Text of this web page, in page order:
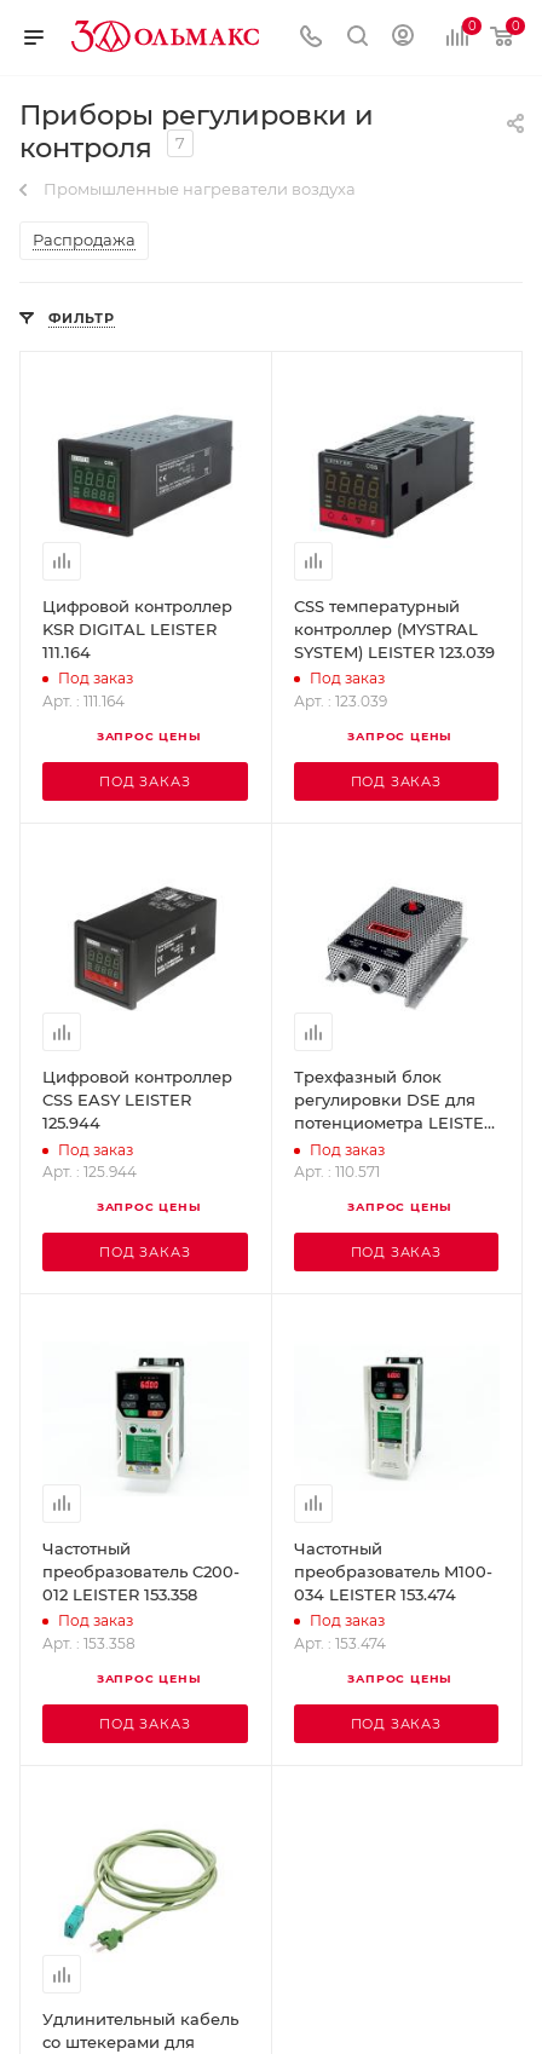
0 0
Приборы регулировки и
контроля
7
Промышленные нагреватели воздуха
Распродажа
ФИЛЬТР
Цифровой контроллер
KSR DIGITAL LEISTER
111.164
Под заказ
Арт. : 111.164
ЗАПРОС ЦЕНЫ
ПОД ЗАКАЗ
CSS температурный
контроллер (MYSTRAL
SYSTEM) LEISTER 123.039
Под заказ
Арт. : 123.039
ЗАПРОС ЦЕНЫ
ПОД ЗАКАЗ
Цифровой контроллер
CSS EASY LEISTER
125.944
Под заказ
Арт. : 125.944
ЗАПРОС ЦЕНЫ
ПОД ЗАКАЗ
Трехфазный блок
регулировки DSE для
потенциометра LEISTER
110.571
Под заказ
Арт. : 110.571
ЗАПРОС ЦЕНЫ
ПОД ЗАКАЗ
Частотный
преобразователь C200-
012 LEISTER 153.358
Под заказ
Арт. : 153.358
ЗАПРОС ЦЕНЫ
ПОД ЗАКАЗ
Частотный
преобразователь M100-
034 LEISTER 153.474
Под заказ
Арт. : 153.474
ЗАПРОС ЦЕНЫ
ПОД ЗАКАЗ
Удлинительный кабель
со штекерами для